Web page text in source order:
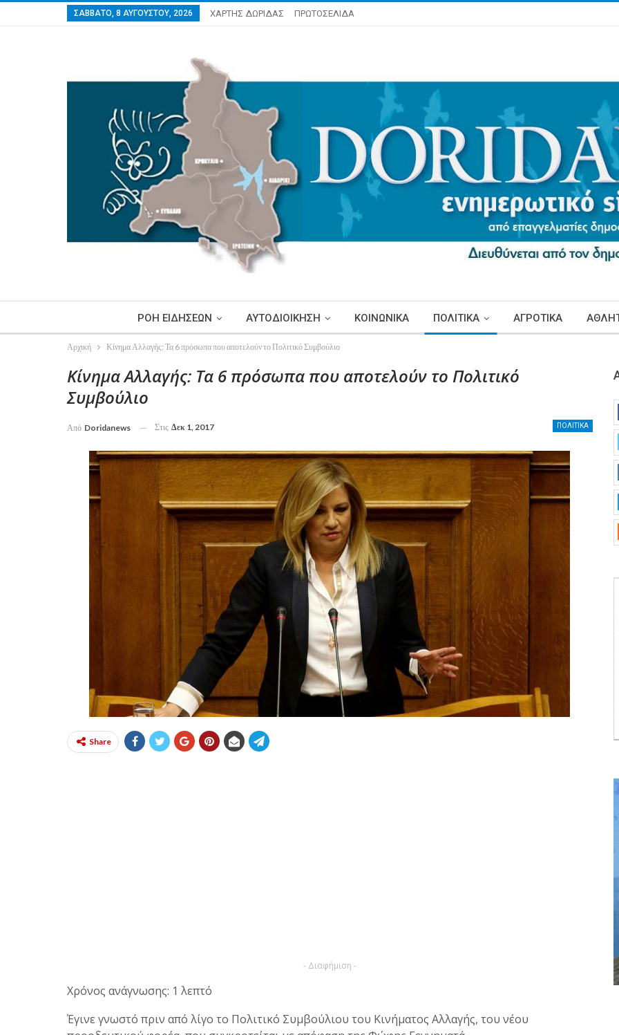
ΣΆΒΒΑΤΟ, 8 ΑΥΓΟΎΣΤΟΥ, 2026 ΧΑΡΤΗΣ ΔΩΡΙΔΑΣ ΠΡΩΤΟΣΕΛΙΔΑ
ΡΟΗ ΕΙΔΗΣΕΩΝ ΑΥΤΟΔΙΟΙΚΗΣΗ ΚΟΙΝΩΝΙΚΑ ΠΟΛΙΤΙΚΑ ΑΓΡΟΤΙΚΑ
Αρχική Κίνημα Αλλαγής: Τα 6 πρόσωπα που αποτελούν το Πολιτικό Συμβούλιο
Κίνημα Αλλαγής: Τα 6 πρόσωπα που αποτελούν το Πολιτικό
Συμβούλιο
ΠΟΛΙΤΙΚΑ
Από Doridanews Στις Δεκ 1, 2017
Share
- Διαφήμιση -
Χρόνος ανάγνωσης: 1 λεπτό
Έγινε γνωστό πριν από λίγο το Πολιτικό Συμβούλιου του Κινήματος Αλλαγής, του νέου